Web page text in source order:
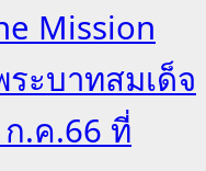
Mission
ะบาทสมเด็จ
ก.ค.66 ที่